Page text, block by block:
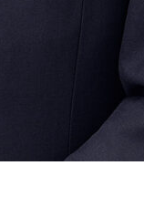
zawodowe
jak i w